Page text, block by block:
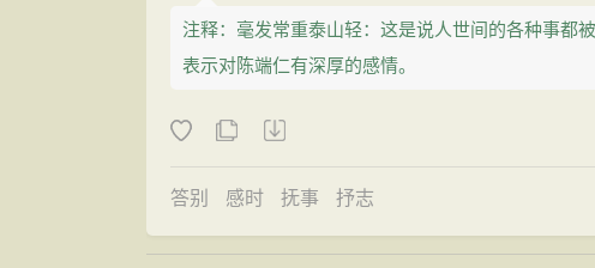
注释：毫发常重泰山轻：这是说人世间的各种事都
表示对陈端仁有深厚的感情。
答别 感时 抚事 抒志